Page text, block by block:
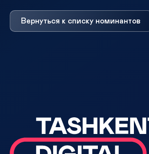
Вернуться к списку номинантов